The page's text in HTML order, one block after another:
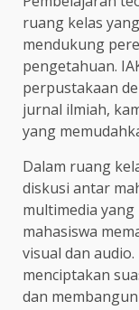
ruang kelas
mendukung
pengetahuan.
perpustakaan
jurnal ilmiah,
yang
Dalam ruang
diskusi antar
multimedia
mahasiswa
visual dan
menciptakan
dan